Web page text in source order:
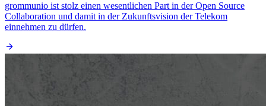
grommunio ist stolz einen wesentlichen Part in der Open Source
Collaboration und damit in der Zukunftsvision der Telekom
einnehmen zu dürfen.